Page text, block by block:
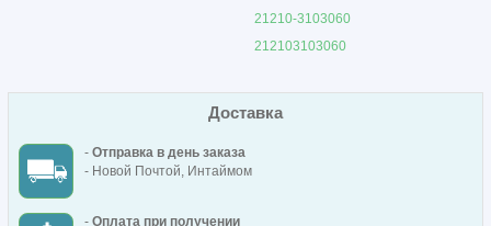
21210-3103060
212103103060
Доставка
- Отправка в день заказа
- Новой Почтой, Интаймом
- Оплата при получении